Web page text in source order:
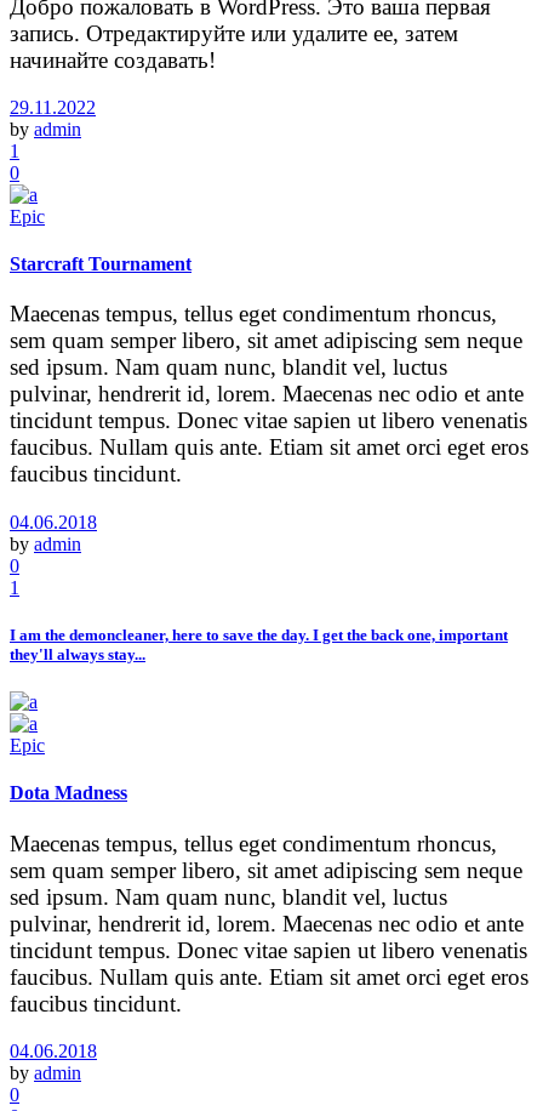
Добро пожаловать в WordPress. Это ваша первая
запись. Отредактируйте или удалите ее, затем
начинайте создавать!
29.11.2022
by admin
1
0
Epic
Starcraft Tournament
Maecenas tempus, tellus eget condimentum rhoncus,
sem quam semper libero, sit amet adipiscing sem neque
sed ipsum. Nam quam nunc, blandit vel, luctus
pulvinar, hendrerit id, lorem. Maecenas nec odio et ante
tincidunt tempus. Donec vitae sapien ut libero venenatis
faucibus. Nullam quis ante. Etiam sit amet orci eget eros
faucibus tincidunt.
04.06.2018
by admin
0
1
I am the demoncleaner, here to save the day. I get the back one, important
they'll always stay...
Epic
Dota Madness
Maecenas tempus, tellus eget condimentum rhoncus,
sem quam semper libero, sit amet adipiscing sem neque
sed ipsum. Nam quam nunc, blandit vel, luctus
pulvinar, hendrerit id, lorem. Maecenas nec odio et ante
tincidunt tempus. Donec vitae sapien ut libero venenatis
faucibus. Nullam quis ante. Etiam sit amet orci eget eros
faucibus tincidunt.
04.06.2018
by admin
0